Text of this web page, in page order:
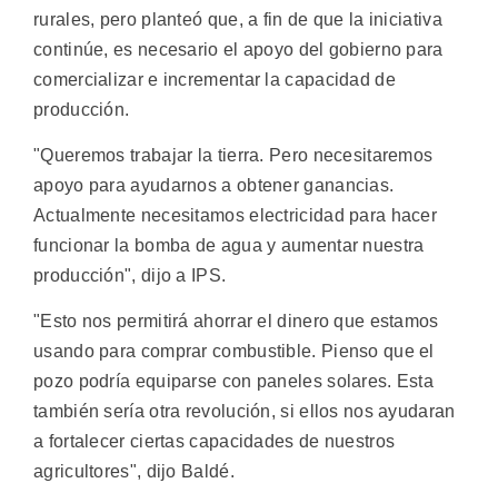
rurales, pero planteó que, a fin de que la iniciativa
continúe, es necesario el apoyo del gobierno para
comercializar e incrementar la capacidad de
producción.
"Queremos trabajar la tierra. Pero necesitaremos
apoyo para ayudarnos a obtener ganancias.
Actualmente necesitamos electricidad para hacer
funcionar la bomba de agua y aumentar nuestra
producción", dijo a IPS.
"Esto nos permitirá ahorrar el dinero que estamos
usando para comprar combustible. Pienso que el
pozo podría equiparse con paneles solares. Esta
también sería otra revolución, si ellos nos ayudaran
a fortalecer ciertas capacidades de nuestros
agricultores", dijo Baldé.